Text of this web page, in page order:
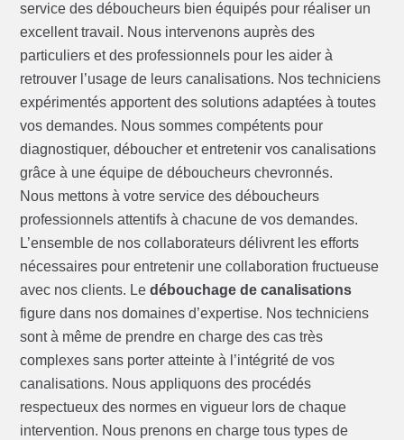
service des déboucheurs bien équipés pour réaliser un
excellent travail. Nous intervenons auprès des
particuliers et des professionnels pour les aider à
retrouver l’usage de leurs canalisations. Nos techniciens
expérimentés apportent des solutions adaptées à toutes
vos demandes. Nous sommes compétents pour
diagnostiquer, déboucher et entretenir vos canalisations
grâce à une équipe de déboucheurs chevronnés.
Nous mettons à votre service des déboucheurs
professionnels attentifs à chacune de vos demandes.
L’ensemble de nos collaborateurs délivrent les efforts
nécessaires pour entretenir une collaboration fructueuse
avec nos clients. Ledébouchage de canalisations
figure dans nos domaines d’expertise. Nos techniciens
sont à même de prendre en charge des cas très
complexes sans porter atteinte à l’intégrité de vos
canalisations. Nous appliquons des procédés
respectueux des normes en vigueur lors de chaque
intervention. Nous prenons en charge tous types de